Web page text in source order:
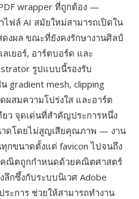
wrapper ที่ถูกต้อง —
ฟล์ AI สมัยใหม่สามารถเปิดใน
ดงผล ขณะที่ยังคงรักษางานศิลป์
เยอร์, อาร์ตบอร์ด และ
รูปแบบนี้รองรับ
gradient mesh, clipping
สมความโปร่งใส และอาร์ต
ว จุดเด่นที่สำคัญประการหนึ่ง
าดโดยไม่สูญเสียคุณภาพ — งาน
ขนาดตั้งแต่ favicon ไปจนถึง
คณิตถูกกำหนดด้วยคณิตศาสตร์
ลึกซึ้งกับระบบนิเวศ Adobe
ะการ ช่วยให้สามารถทำงาน